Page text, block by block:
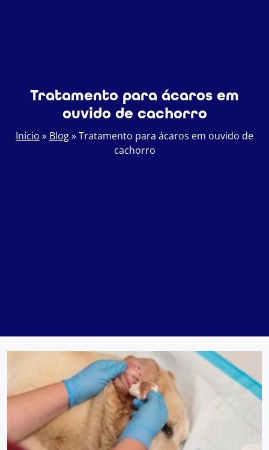
Tratamento para ácaros em
ouvido de cachorro
Início » Blog»Tratamento para ácaros em ouvido de
cachorro